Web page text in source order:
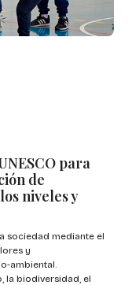
para
de
niveles y
sociedad mediante el
y
ambiental.
la biodiversidad, el